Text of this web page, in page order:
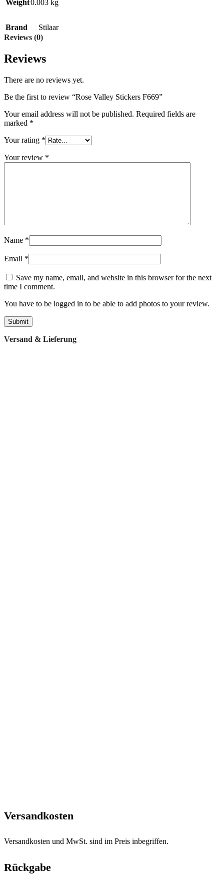
Weight0.003 kg
Brand
Stilaar
Reviews (0)
Reviews
There are no reviews yet.
Be the first to review “Rose Valley Stickers F669”
Your email address will not be published. Required fields are
marked *
Your rating *
Your review *
Name *
Email *
Save my name, email, and website in this browser for the next
time I comment.
You have to be logged in to be able to add photos to your review.
Versand & Lieferung
Versandkosten
Versandkosten und MwSt. sind im Preis inbegriffen.
Rückgabe